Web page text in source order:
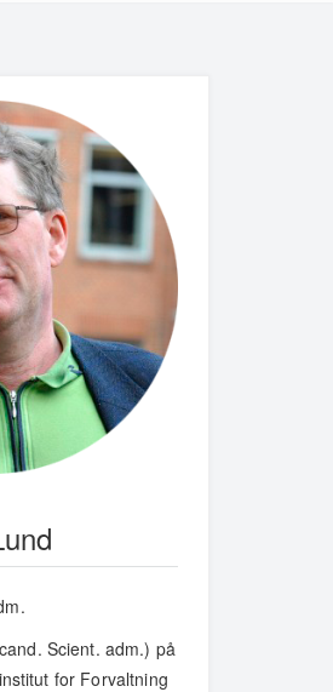
Scient. adm.) på
for Forvaltning